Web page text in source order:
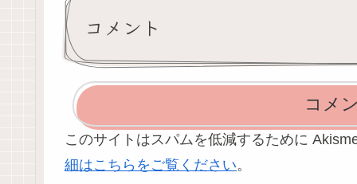
コメント
コメ
このサイトはスパムを低減するために
細はこちらをご覧ください。